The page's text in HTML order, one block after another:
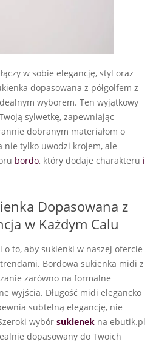
w sobie elegancję, styl oraz
dopasowana z półgolfem z
wyborem. Ten wyjątkowy
sylwetkę, zapewniając
dobranym materiałom o
nie tylko uwodzi krojem, ale
bordo, który dodaje charakteru i
Dopasowana z
w Każdym Calu
to, aby sukienki w naszej ofercie
Bordowa sukienka midi z
zarówno na formalne
wyjścia. Długość midi elegancko
subtelną elegancję, nie
wybór sukienek na ebutik.pl
dopasowany do Twoich